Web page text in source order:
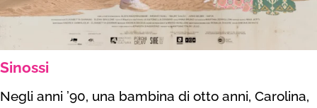
Sinossi
Negli anni ’90, una bambina di otto anni, Carolina,